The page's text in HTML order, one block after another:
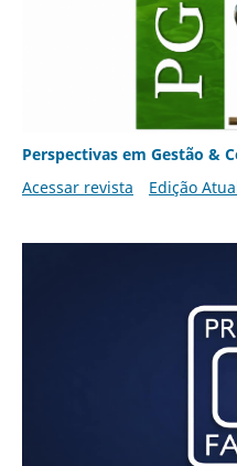
Perspectivas em Gestão &
Acessar revista
Edição